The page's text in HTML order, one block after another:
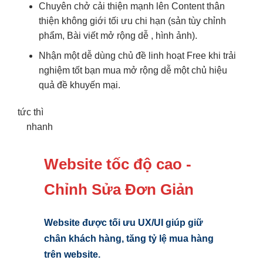
Chuyên chở cải thiện mạnh lên Contentthân
thiện không giới tối ưu chi hạn (sản tùy chỉnh
phẩm, Bài viết mở rộng dễ, hình ảnh).
Nhận mộtdễ dùng chủ đề linh hoạtFree khi trải
nghiệm tốtbạn mua mở rộng dễmột chủ hiệu
quả đề khuyến mại.
tức thì
nhanh
Website tốc độ cao -
Chỉnh Sửa Đơn Giản
Website được tối ưu UX/UI giúp giữ
chân khách hàng, tăng tỷ lệ mua hàng
trên website.